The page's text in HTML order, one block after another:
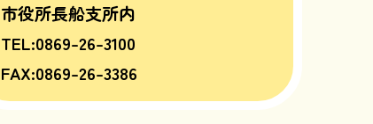
市役所長船支所内
TEL:0869-26-3100
FAX:0869-26-3386